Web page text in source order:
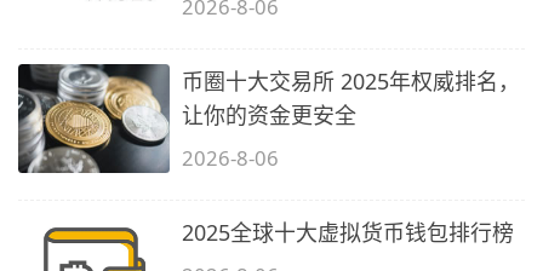
2026-8-06
币圈十大交易所 2025年权威排名，
让你的资金更安全
2026-8-06
2025全球十大虚拟货币钱包排行榜